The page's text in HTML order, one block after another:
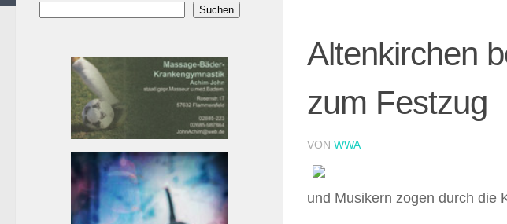
Altenkirchen
zum Festzug
VON WWA
und Musikern zogen durch die
Suchen